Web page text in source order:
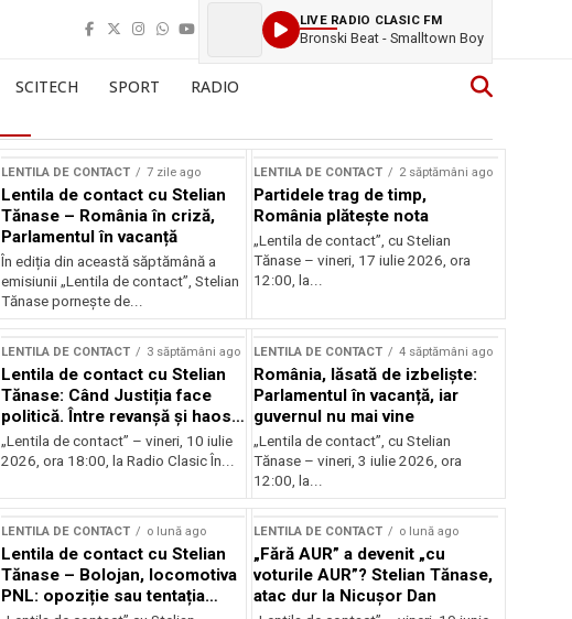
LIVE RADIO CLASIC FM
Bronski Beat - Smalltown Boy
SCITECH SPORT RADIO
LENTILA DE CONTACT 7 zile ago
Lentila de contact cu Stelian
Tănase – România în criză,
Parlamentul în vacanță
În ediția din această săptămână a
emisiunii „Lentila de contact”, Stelian
Tănase pornește de...
LENTILA DE CONTACT 2 săptămâni ago
Partidele trag de timp,
România plătește nota
„Lentila de contact”, cu Stelian
Tănase – vineri, 17 iulie 2026, ora
12:00, la...
LENTILA DE CONTACT 3 săptămâni ago
Lentila de contact cu Stelian
Tănase: Când Justiția face
politică. Între revanșă și haos
instituțional
„Lentila de contact” – vineri, 10 iulie
2026, ora 18:00, la Radio Clasic În...
LENTILA DE CONTACT 4 săptămâni ago
România, lăsată de izbeliște:
Parlamentul în vacanță, iar
guvernul nu mai vine
„Lentila de contact”, cu Stelian
Tănase – vineri, 3 iulie 2026, ora
12:00, la...
LENTILA DE CONTACT o lună ago
Lentila de contact cu Stelian
Tănase – Bolojan, locomotiva
PNL: opoziție sau tentația
LENTILA DE CONTACT o lună ago
„Fără AUR” a devenit „cu
voturile AUR”? Stelian Tănase,
atac dur la Nicușor Dan